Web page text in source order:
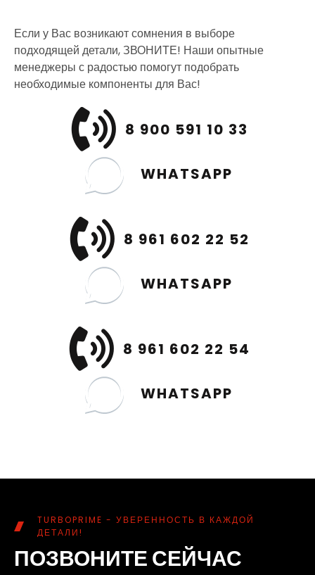
Если у Вас возникают сомнения в выборе
подходящей детали, ЗВОНИТЕ! Наши опытные
менеджеры с радостью помогут подобрать
необходимые компоненты для Вас!
8 900 591 10 33
WHATSAPP
8 961 602 22 52
WHATSAPP
8 961 602 22 54
WHATSAPP
TURBOPRIME - УВЕРЕННОСТЬ В КАЖДОЙ
ДЕТАЛИ!
ПОЗВОНИТЕ СЕЙЧАС